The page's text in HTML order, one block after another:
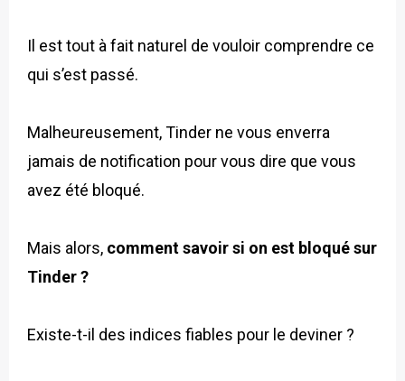
Il est tout à fait naturel de vouloir comprendre ce
qui s’est passé.
Malheureusement, Tinder ne vous enverra
jamais de notification pour vous dire que vous
avez été bloqué.
Mais alors, comment savoir si on est bloqué sur
Tinder ?
Existe-t-il des indices fiables pour le deviner ?